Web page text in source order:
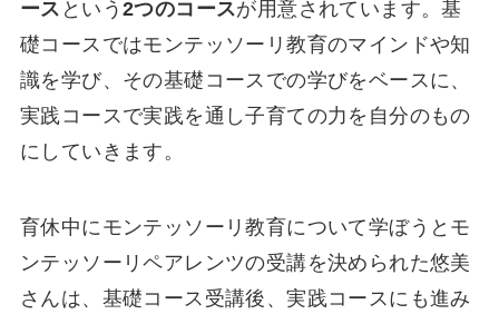
ース という 2つのコースが用意されています。基
礎コースではモンテッソーリ教育のマインドや知
識を学び、その基礎コースでの学びをベースに、
実践コースで実践を通し子育ての力を自分のもの
にしていきます。
育休中にモンテッソーリ教育について学ぼうとモ
ンテッソーリペアレンツの受講を決められた悠美
さんは、基礎コース受講後、実践コースにも進み